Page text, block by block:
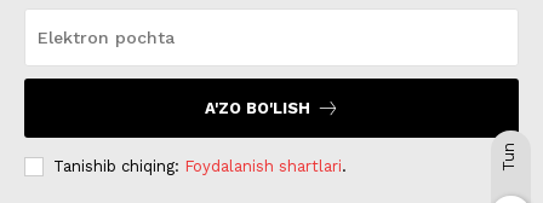
A'ZO BO'LISH
Tanishib chiqing: Foydalanish shartlari. Tun